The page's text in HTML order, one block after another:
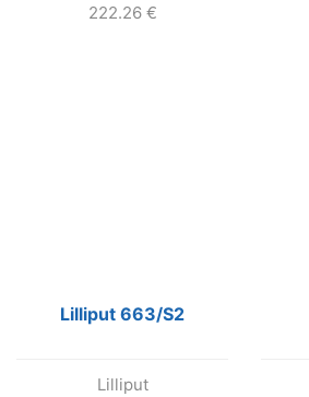
222.26 €
Lilliput 663/S2
Lilliput